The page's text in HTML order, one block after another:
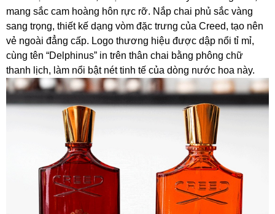
mang sắc cam hoàng hôn rực rỡ. Nắp chai phủ sắc vàng
sang trọng, thiết kế dạng vòm đặc trưng của Creed, tạo nên
vẻ ngoài đẳng cấp. Logo thương hiệu được dập nổi tỉ mỉ,
cùng tên “Delphinus” in trên thân chai bằng phông chữ
thanh lịch, làm nổi bật nét tinh tế của dòng nước hoa này.